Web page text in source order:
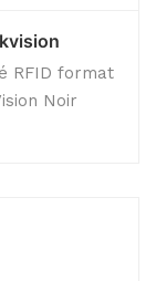
RFID format
Noir